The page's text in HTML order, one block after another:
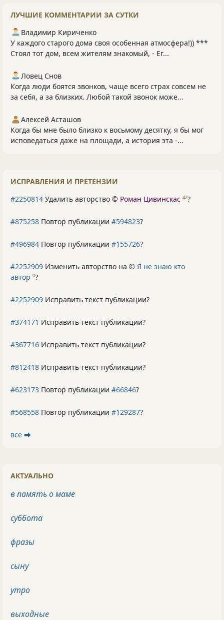
ЛУЧШИЕ КОММЕНТАРИИ ЗА СУТКИ
Владимир Кириченко
У каждого старого дома своя особенная атмосфера!)) ***
Стоял тот дом, всем жителям знакомый, - Ег...
Ловец Снов
Когда люди боятся звонков, чаще всего страх совсем не
за себя, а за близких. Любой такой звонок може...
Алексей Асташов
Когда бы мне было близко к восьмому десятку, я бы мог
исповедаться даже на площади, а история эта -...
ИСПРАВЛЕНИЯ И ПРЕТЕНЗИИ
#2250814 Удалить авторство © Роман Цивинскас 42?
#875258 Повтор публикации #594823?
#496984 Повтор публикации #155726?
#2252909 Изменить авторство на © Я не знаю кто
автор 0?
#2252909 Исправить текст публикации?
#374171 Исправить текст публикации?
#367716 Исправить текст публикации?
#812418 Исправить текст публикации?
#623173 Повтор публикации #66846?
#568558 Повтор публикации #129287?
все ⮕
АКТУАЛЬНО
в память о маме
суббота
фразы
сыну
утро
выходные